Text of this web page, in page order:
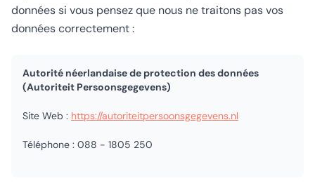
données si vous pensez que nous ne traitons pas vos
données correctement :
Autorité néerlandaise de protection des données
(Autoriteit Persoonsgegevens)
Site Web : https://autoriteitpersoonsgegevens.nl
Téléphone : 088 - 1805 250